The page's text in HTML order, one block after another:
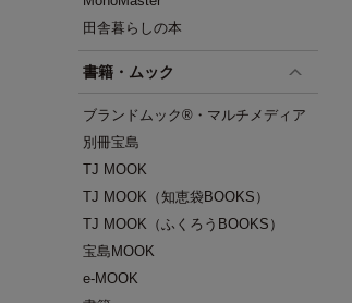
田舎暮らしの本
書籍・ムック
ブランドムック®・マルチメディア
別冊宝島
TJ MOOK
TJ MOOK（知恵袋BOOKS）
TJ MOOK（ふくろうBOOKS）
宝島MOOK
e-MOOK